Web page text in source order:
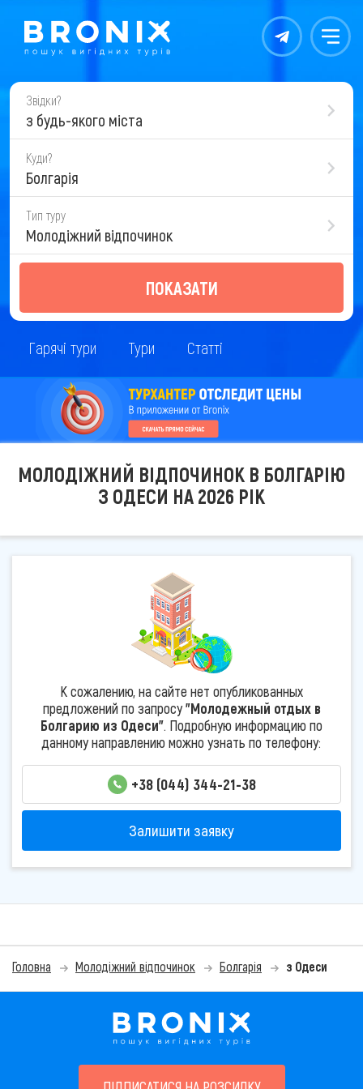
Контакты Меню
Звідки?
з будь-якого міста
Куди?
Болгарія
Тип туру
Молодіжний відпочинок
ПОКАЗАТИ
Гарячі тури Тури Статті
МОЛОДІЖНИЙ ВІДПОЧИНОК В БОЛГАРІЮ
З ОДЕСИ НА 2026 РІК
К сожалению, на сайте нет опубликованных
предложений по запросу"Молодежный отдых в
Болгарию из Одеси". Подробную информацию по
данному направлению можно узнать по телефону:
+38 (044) 344-21-38
Залишити заявку
Головна Молодіжний відпочинок Болгарія з Одеси